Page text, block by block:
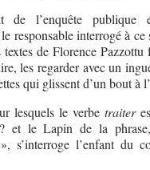
de l’enquête publique
responsable interrogé à
de Florence
les regarder avec un
qui glissent d’un bout à
lesquels le verbetraiter
et le Lapin de la
s’interroge l’enfant du